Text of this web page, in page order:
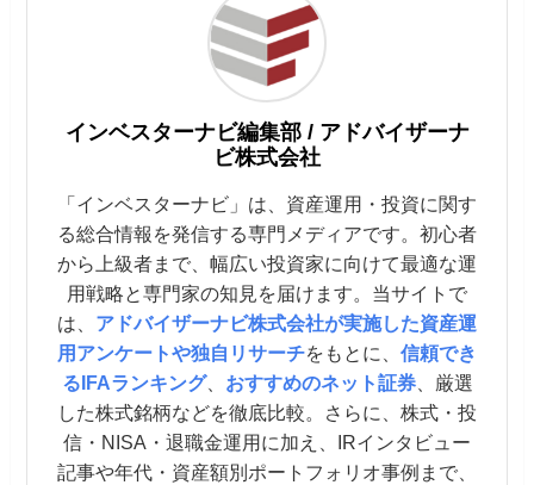
インベスターナビ編集部 / アドバイザーナ
ビ株式会社
「インベスターナビ」は、資産運用・投資に関す
る総合情報を発信する専門メディアです。初心者
から上級者まで、幅広い投資家に向けて最適な運
用戦略と専門家の知見を届けます。当サイトで
は、 アドバイザーナビ株式会社が実施した資産運
用アンケートや独自リサーチをもとに、 信頼でき
るIFAランキング、 おすすめのネット証券、厳選
した株式銘柄などを徹底比較。さらに、株式・投
信・NISA・退職金運用に加え、IRインタビュー
記事や年代・資産額別ポートフォリオ事例まで、